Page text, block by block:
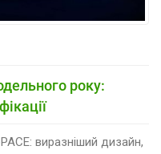
року:
виразніший дизайн,